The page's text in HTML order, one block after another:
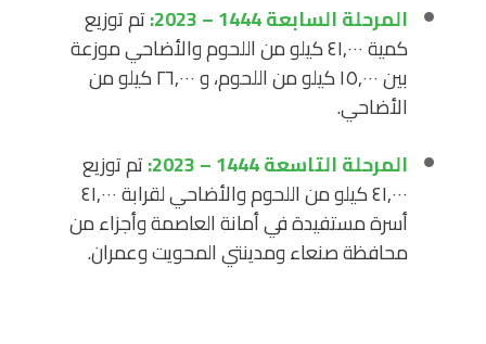
المرحلة السابعة 1444 – 2023:
تم توزيع
كمية ٤١,٠٠٠ كيلو من اللحوم والأضاحي موزعة
بين ١٥,٠٠٠ كيلو من اللحوم، و ٢٦,٠٠٠ كيلو من
الأضاحي.
المرحلة التاسعة 1444 – 2023:
تم توزيع
٤١,٠٠٠ كيلو من اللحوم والأضاحي لقرابة ٤١,٠٠٠
أسرة مستفيدة في أمانة العاصمة وأجزاء من
محافظة صنعاء ومدينتي المحويت وعمران.